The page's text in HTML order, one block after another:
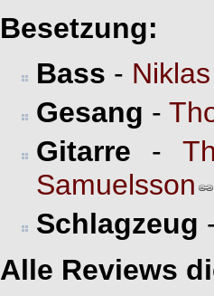
Besetzung:
Bass -
Gesang -
Gitarre -
Samuelsson
Schlagzeug
Alle Reviews